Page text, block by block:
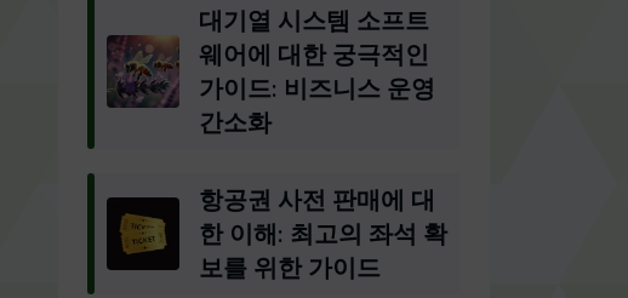
대기열 시스템 소프트
웨어에 대한 궁극적인
가이드: 비즈니스 운영
간소화
항공권 사전 판매에 대
한 이해: 최고의 좌석 확
보를 위한 가이드